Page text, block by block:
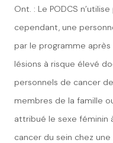
Ont. : Le PODCS
cependant, une
par le programme après
lésions à risque élevé
personnels de cancer
membres de la famille
attribué le sexe féminin
cancer du sein chez une